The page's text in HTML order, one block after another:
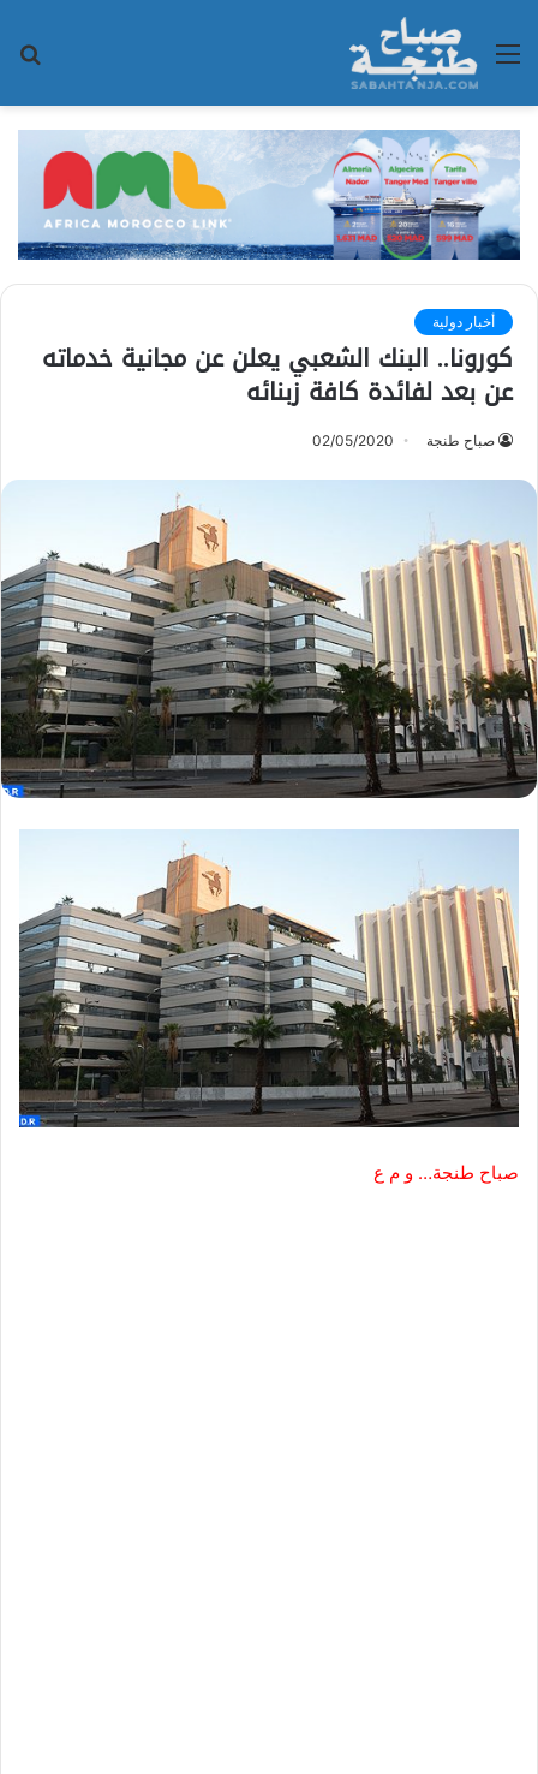
القائمة
أخبار دولية
كورونا.. البنك الشعبي يعلن عن مجانية خدماته
عن بعد لفائدة كافة زبنائه
صباح طنجة 02/05/2020
صباح طنجة… و م ع